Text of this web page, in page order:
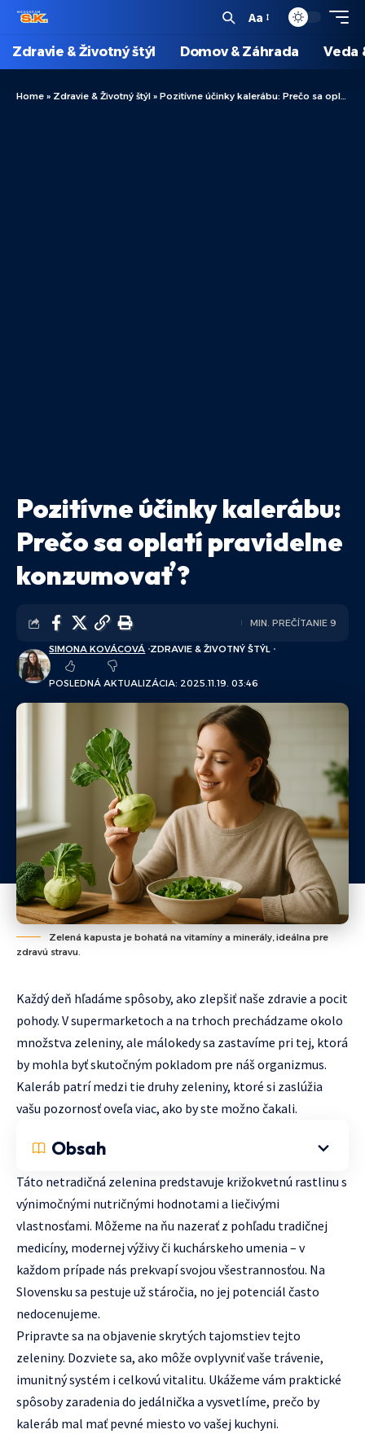
Aa
Zdravie & Životný štýl Domov & Záhrada Veda
Home » Zdravie & Životný štýl » Pozitívne účinky kalerábu: Prečo sa oplatí pravidelne konzumovať?
Pozitívne účinky kalerábu:
Prečo sa oplatí pravidelne
konzumovať?
POSLEDNÁ AKTUALIZÁCIA: 2025.11.19. 03:46
SIMONA KOVÁCOVÁ ZDRAVIE & ŽIVOTNÝ ŠTÝL
MIN. PREČÍTANIE 9
Zelená kapusta je bohatá na vitamíny a minerály, ideálna pre
zdravú stravu.
Každý deň hľadáme spôsoby, ako zlepšiť naše zdravie a pocit
pohody. V supermarketoch a na trhoch prechádzame okolo
množstva zeleniny, ale málokedy sa zastavíme pri tej, ktorá
by mohla byť skutočným pokladom pre náš organizmus.
Kaleráb patrí medzi tie druhy zeleniny, ktoré si zaslúžia
vašu pozornosť oveľa viac, ako by ste možno čakali.
Obsah
Táto netradičná zelenina predstavuje križokvetnú rastlinu s
výnimočnými nutričnými hodnotami a liečivými
vlastnosťami. Môžeme na ňu nazerať z pohľadu tradičnej
medicíny, modernej výživy či kuchárskeho umenia – v
každom prípade nás prekvapí svojou všestrannosťou. Na
Slovensku sa pestuje už stáročia, no jej potenciál často
nedocenujeme.
Pripravte sa na objavenie skrytých tajomstiev tejto
zeleniny. Dozviete sa, ako môže ovplyvniť vaše trávenie,
imunitný systém i celkovú vitalitu. Ukážeme vám praktické
spôsoby zaradenia do jedálnička a vysvetlíme, prečo by
kaleráb mal mať pevné miesto vo vašej kuchyni.